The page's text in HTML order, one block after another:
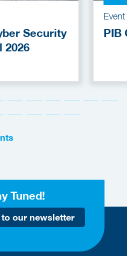
Security
2026
Event
PIB
Tuned!
our newsletter